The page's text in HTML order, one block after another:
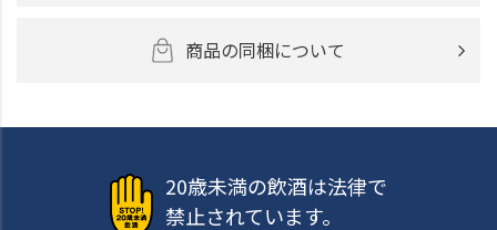
商品の同梱について
20歳未満の飲酒は法律で
禁止されています。